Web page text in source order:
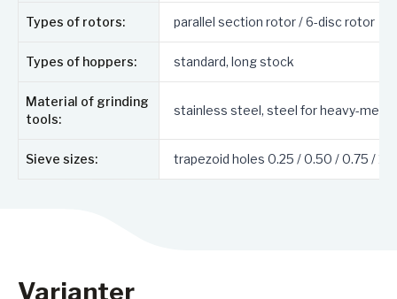
Types of rotors: parallel section rotor / 6-disc rotor
Types of hoppers: standard, long stock
Material of grinding
tools:
stainless steel, steel for heavy-
Sieve sizes: trapezoid holes 0.25 / 0.50 / 0.75 /
Varianter